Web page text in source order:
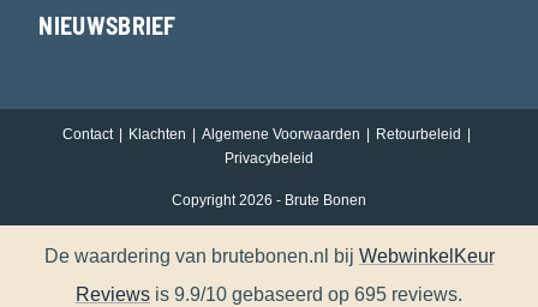
NIEUWSBRIEF
Contact Klachten Algemene Voorwaarden
Retourbeleid
Privacybeleid
Copyright 2026 - Brute Bonen
De waardering van brutebonen.nl bij WebwinkelKeur
Reviews is 9.9/10 gebaseerd op 695 reviews.